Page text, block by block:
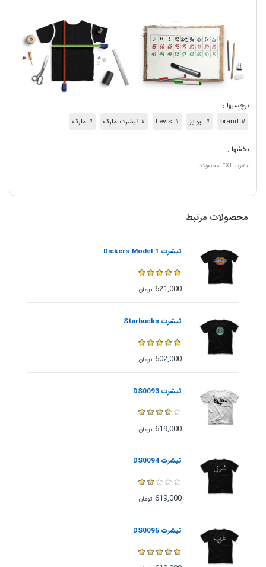
برچسبها :
# brand
# لیوایز # Levis # تیشرت مارک # مارک
بخشها :
تیشرت EX1 محصولات
محصولات مرتبط
تیشرت Dickers Model 1
621,000 تومان
تیشرت Starbucks
602,000 تومان
تیشرت DS0093
619,000 تومان
تیشرت DS0094
619,000 تومان
تیشرت DS0095